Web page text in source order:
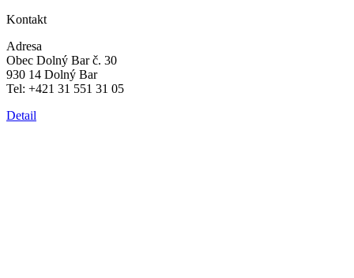
Kontakt
Adresa
Obec Dolný Bar č. 30
930 14 Dolný Bar
Tel: +421 31 551 31 05
Detail